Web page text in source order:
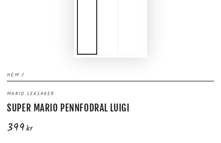
HEM /
MARIO LEKSAKER
SUPER MARIO PENNFODRAL LUIGI
Ordinarie
399kr